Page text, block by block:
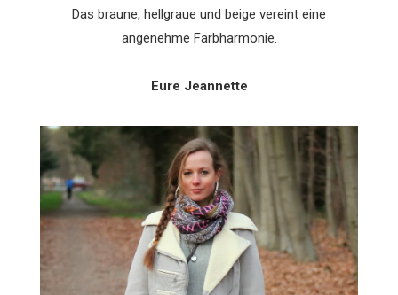
Das braune, hellgraue und beige vereint eine
angenehme Farbharmonie.
Eure Jeannette